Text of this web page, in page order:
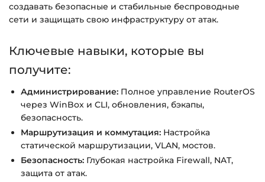
создавать безопасные и стабильные беспроводные
сети и защищать свою инфраструктуру от атак.
Ключевые навыки, которые вы
получите:
Администрирование: Полное управление RouterOS
через WinBox и CLI, обновления, бэкапы,
безопасность.
Маршрутизация и коммутация: Настройка
статической маршрутизации, VLAN, мостов.
Безопасность: Глубокая настройка Firewall, NAT,
защита от атак.